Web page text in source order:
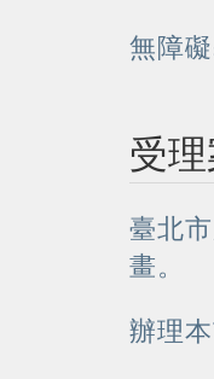
無障礙
受
臺北
畫。
辦理